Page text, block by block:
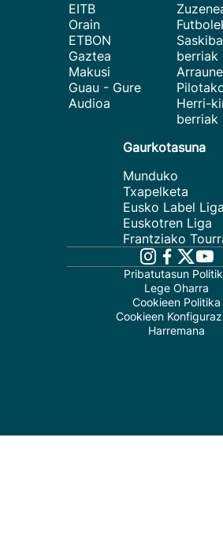
EITB
Orain
ETBON
Gaztea
Makusi
Guau - Gure
Audioa
berriak
Herri-
berriak
Gaurkotasuna
Munduko
Txapelketa
Eusko Label Liga
Euskotren Liga
Frantziako
Pribatutasun
Lege Oharra
Cookieen Politika
Cookieen
Harremana